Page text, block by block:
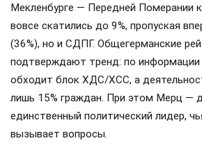
Мекленбурге — Передней Померании
вовсе скатились до 9%, пропуская
(36%), но и СДПГ. Общегерманские
подтверждают тренд: по информации
обходит блок ХДС/ХСС, а
лишь 15% граждан. При этом Мерц —
единственный политический лидер,
вызывает вопросы.